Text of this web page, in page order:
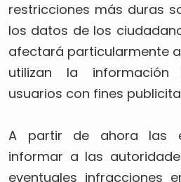
restricciones más duras
los datos de los
afectará particularmente
utilizan la
usuarios con fines
A partir de ahora las
informar a las
eventuales infracciones